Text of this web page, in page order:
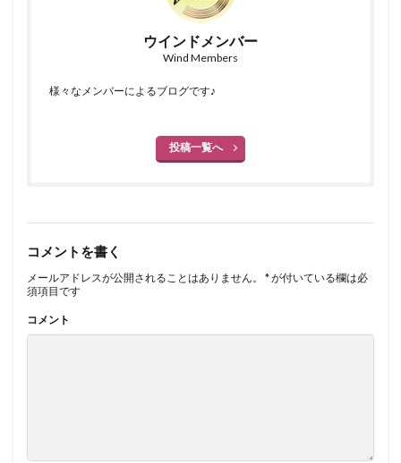
ウインドメンバー
Wind Members
様々なメンバーによるブログです♪
投稿一覧へ
コメントを書く
メールアドレスが公開されることはありません。 *が付いている欄は必
須項目です
コメント